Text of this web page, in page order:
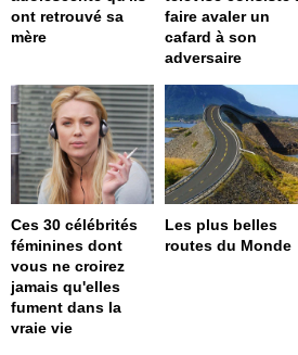
ont retrouvé sa
mère
faire avaler un
cafard à son
adversaire
Ces 30 célébrités
féminines dont
vous ne croirez
jamais qu'elles
fument dans la
vraie vie
Les plus belles
routes du Monde